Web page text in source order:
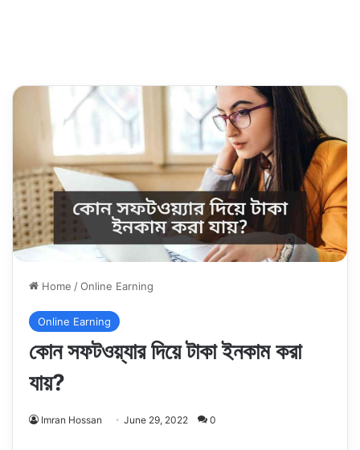
Home /Online Earning
Online Earning
কোন সফটওয়্যার দিয়ে টাকা ইনকাম করা
যায়?
Imran Hossan June 29, 2022 0